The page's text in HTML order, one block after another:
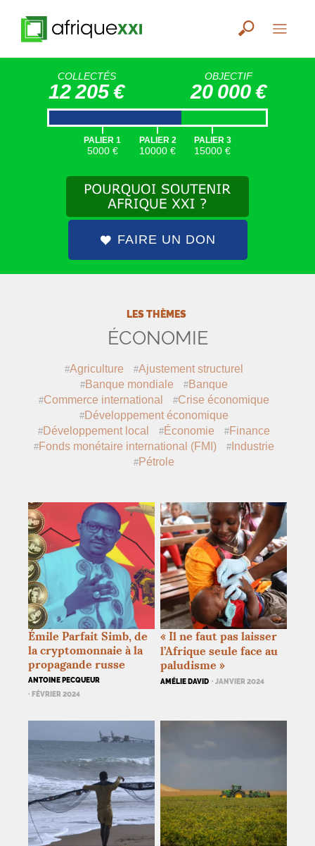
COLLECTÉS
12 205 €
OBJECTIF
20 000 €
|
PALIER 1
5000 €
|
PALIER 2
10000 €
|
PALIER 3
15000 €
FAIRE UN DON
LES THÈMES
ÉCONOMIE
Agriculture
Ajustement structurel
Banque mondiale
Banque
Commerce international
Crise économique
Développement économique
Développement local
Économie
Finance
Fonds monétaire international (FMI)
Industrie
Pétrole
Émile Parfait Simb, de
la cryptomonnaie à la
propagande russe
ANTOINE PECQUEUR
· FÉVRIER 2024
« Il ne faut pas laisser
l’Afrique seule face au
paludisme »
AMÉLIE DAVID · JANVIER 2024